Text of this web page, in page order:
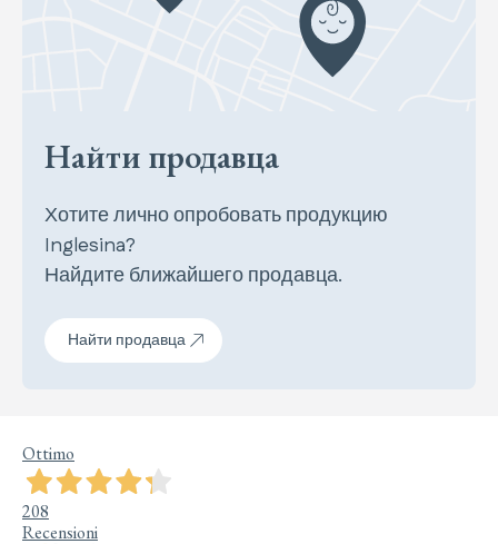
Найти продавца
Хотите лично опробовать продукцию
Inglesina?
Найдите ближайшего продавца.
Найти продавца
Ottimo
208
Recensioni